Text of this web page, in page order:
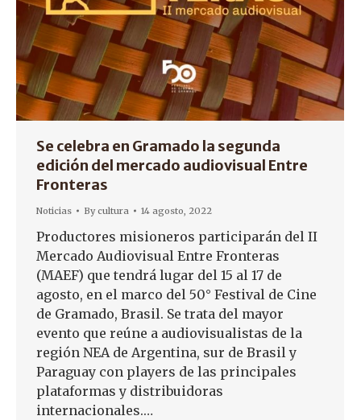
Se celebra en Gramado la segunda
edición del mercado audiovisual Entre
Fronteras
Noticias Bycultura 14 agosto, 2022
Productores misioneros participarán del II
Mercado Audiovisual Entre Fronteras
(MAEF) que tendrá lugar del 15 al 17 de
agosto, en el marco del 50° Festival de Cine
de Gramado, Brasil. Se trata del mayor
evento que reúne a audiovisualistas de la
región NEA de Argentina, sur de Brasil y
Paraguay con players de las principales
plataformas y distribuidoras
internacionales.…